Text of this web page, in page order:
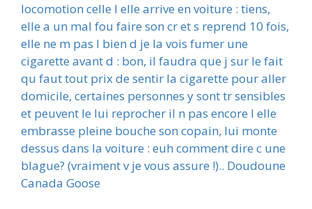
locomotion celle l elle arrive en voiture : tiens,
elle a un mal fou faire son cr et s reprend 10 fois,
elle ne m pas l bien d je la vois fumer une
cigarette avant d : bon, il faudra que j sur le fait
qu faut tout prix de sentir la cigarette pour aller
domicile, certaines personnes y sont tr sensibles
et peuvent le lui reprocher il n pas encore l elle
embrasse pleine bouche son copain, lui monte
dessus dans la voiture : euh comment dire c une
blague? (vraiment v je vous assure !).. Doudoune
Canada Goose